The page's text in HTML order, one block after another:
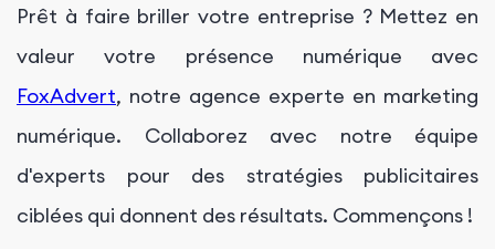
Prêt à faire briller votre entreprise ? Mettez en
valeur votre présence numérique avec
FoxAdvert, notre agence experte en marketing
numérique. Collaborez avec notre équipe
d'experts pour des stratégies publicitaires
ciblées qui donnent des résultats. Commençons !